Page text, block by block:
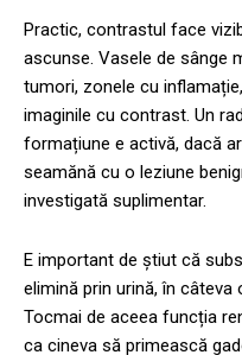
Practic, contrastul face
ascunse. Vasele de sânge
tumori, zonele cu
imaginile cu contrast. Un
formațiune e activă, dacă
seamănă cu o leziune
investigată suplimentar.
E important de știut că
elimină prin urină, în
Tocmai de aceea funcția
ca cineva să primească